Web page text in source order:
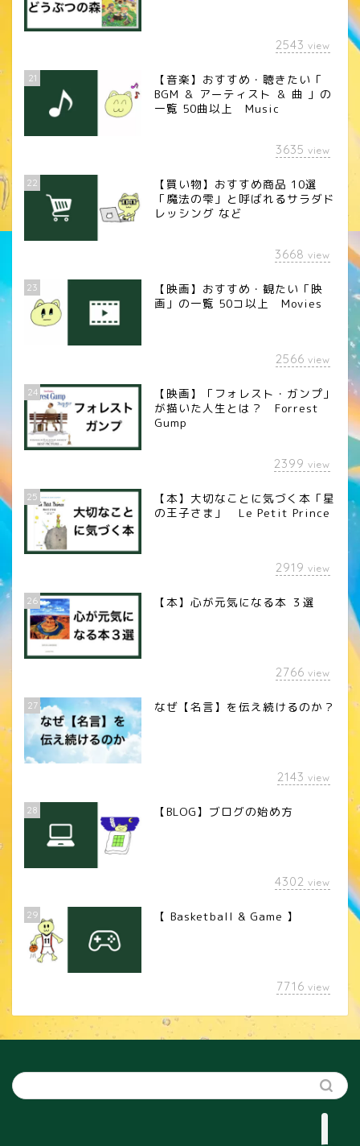
2543 view
21
【音楽】おすすめ・聴きたい「
BGM ＆ アーティスト ＆ 曲 」の
一覧 50曲以上 Music
3635 view
22
【買い物】おすすめ商品 10選
「魔法の雫」と呼ばれるサラダド
レッシング など
3668 view
23
【映画】おすすめ・観たい「映
画」の一覧 50コ以上 Movies
2566 view
24
【映画】「フォレスト・ガンプ」
が描いた人生とは？ Forrest
Gump
2399 view
25
【本】大切なことに気づく本「星
の王子さま」 Le Petit Prince
2919 view
26 【本】心が元気になる本 ３選
2766 view
27 なぜ【名言】を伝え続けるのか？
2143 view
28 【BLOG】ブログの始め方
4302 view
29 【 Basketball & Game 】
7716 view
カメラレンズ
YouTube